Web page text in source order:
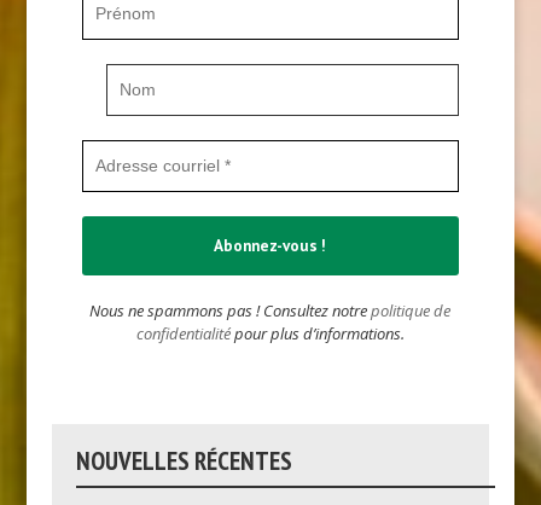
Nous ne spammons pas ! Consultez notrepolitique de
confidentialitépour plus d’informations.
NOUVELLES RÉCENTES